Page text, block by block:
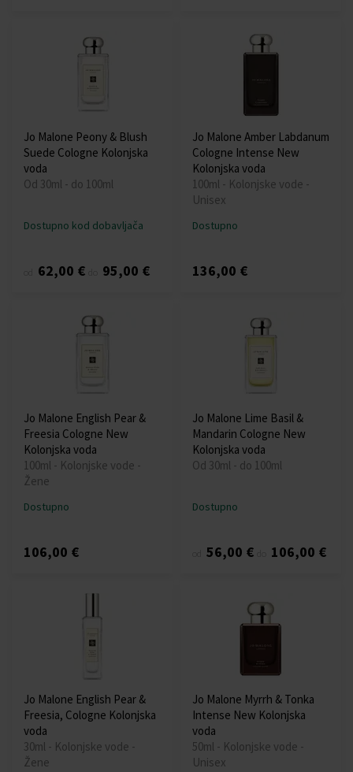
Jo Malone Peony & Blush
Suede Cologne Kolonjska
voda
Od 30ml - do 100ml
Dostupno kod dobavljača
62,00 € 95,00 €
Jo Malone Amber Labdanum
Cologne Intense New
Kolonjska voda
100ml - Kolonjske vode -
Unisex
Dostupno
136,00 €
Jo Malone English Pear &
Freesia Cologne New
Kolonjska voda
100ml - Kolonjske vode -
Žene
Dostupno
106,00 €
Jo Malone Lime Basil &
Mandarin Cologne New
Kolonjska voda
Od 30ml - do 100ml
Dostupno
56,00 € 106,00 €
Jo Malone English Pear &
Freesia, Cologne Kolonjska
voda
30ml - Kolonjske vode -
Žene
Jo Malone Myrrh & Tonka
Intense New Kolonjska
voda
50ml - Kolonjske vode -
Unisex